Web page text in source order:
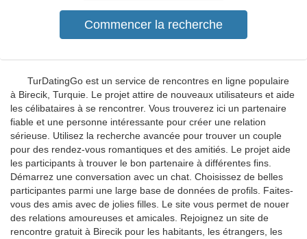
TurDatingGo est un service de rencontres en ligne populaire
à Birecik, Turquie. Le projet attire de nouveaux utilisateurs et aide
les célibataires à se rencontrer. Vous trouverez ici un partenaire
fiable et une personne intéressante pour créer une relation
sérieuse. Utilisez la recherche avancée pour trouver un couple
pour des rendez-vous romantiques et des amitiés. Le projet aide
les participants à trouver le bon partenaire à différentes fins.
Démarrez une conversation avec un chat. Choisissez de belles
participantes parmi une large base de données de profils. Faites-
vous des amis avec de jolies filles. Le site vous permet de nouer
des relations amoureuses et amicales. Rejoignez un site de
rencontre gratuit à Birecik pour les habitants, les étrangers, les